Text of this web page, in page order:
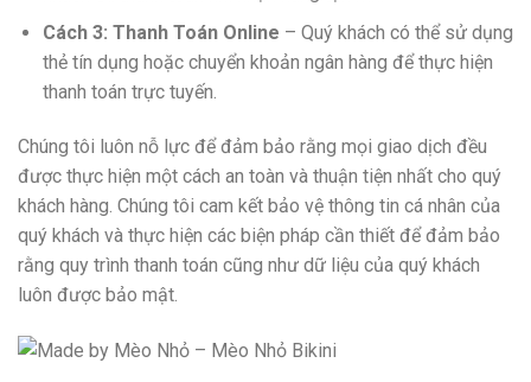
Cách 3: Thanh Toán Online – Quý khách có thể sử dụng
thẻ tín dụng hoặc chuyển khoản ngân hàng để thực hiện
thanh toán trực tuyến.
Chúng tôi luôn nỗ lực để đảm bảo rằng mọi giao dịch đều
được thực hiện một cách an toàn và thuận tiện nhất cho quý
khách hàng. Chúng tôi cam kết bảo vệ thông tin cá nhân của
quý khách và thực hiện các biện pháp cần thiết để đảm bảo
rằng quy trình thanh toán cũng như dữ liệu của quý khách
luôn được bảo mật.